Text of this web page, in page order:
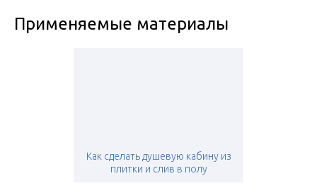
Применяемые материалы
Как сделать душевую кабину из
плитки и слив в полу